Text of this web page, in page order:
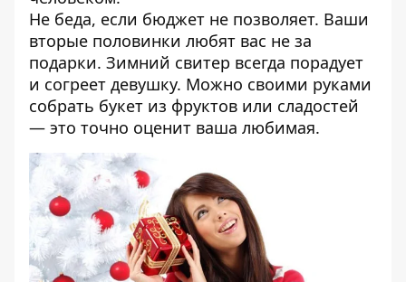
Не беда, если бюджет не позволяет. Ваши
вторые половинки любят вас не за
подарки. Зимний свитер всегда порадует
и согреет девушку. Можно своими руками
собрать букет из фруктов или сладостей
— это точно оценит ваша любимая.